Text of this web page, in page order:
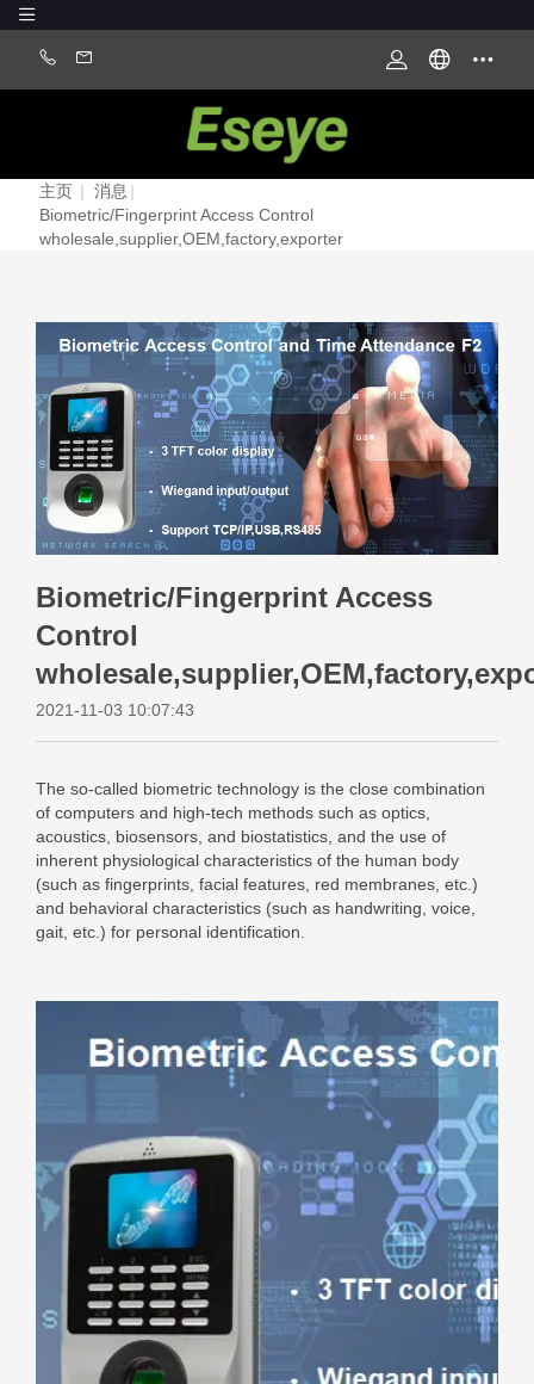
主页 | 消息 |
Biometric/Fingerprint Access Control
wholesale,supplier,OEM,factory,exporter
Biometric/Fingerprint Access
Control
2021-11-03 10:07:43